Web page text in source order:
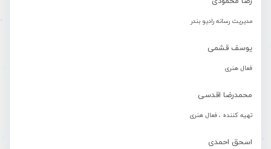
مدیریت رسانه رادیو بندر
یوسف قشمی
فعال هنری
محمدرضا اقدسی
تهیه کننده ، فعال هنری
اسحق احمدی